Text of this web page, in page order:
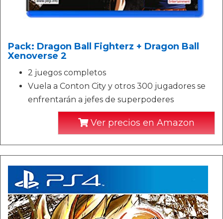
Pack: Dragon Ball Fighterz + Dragon Ball
Xenoverse 2
2 juegos completos
Vuela a Conton City y otros 300 jugadores se
enfrentarán a jefes de superpoderes
Ver precios en Amazon